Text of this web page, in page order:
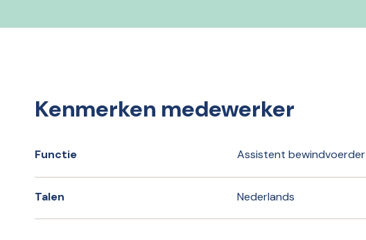
Kenmerken medewerker
Functie Assistent bewindvoerder
Talen Nederlands